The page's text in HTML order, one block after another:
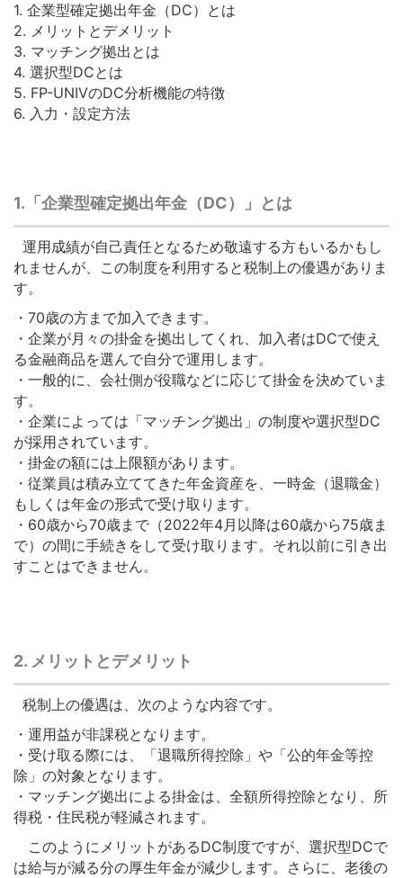
1. 企業型確定拠出年金（DC）とは
2. メリットとデメリット
3. マッチング拠出とは
4. 選択型DCとは
5. FP-UNIVのDC分析機能の特徴
6. 入力・設定方法
1.「企業型確定拠出年金（DC）」とは
運用成績が自己責任となるため敬遠する方もいるかもし
れませんが、この制度を利用すると税制上の優遇がありま
す。
・70歳の方まで加入できます。
・企業が月々の掛金を拠出してくれ、加入者はDCで使え
る金融商品を選んで自分で運用します。
・一般的に、会社側が役職などに応じて掛金を決めていま
す。
・企業によっては「マッチング拠出」の制度や選択型DC
が採用されています。
・掛金の額には上限額があります。
・従業員は積み立ててきた年金資産を、一時金（退職金）
もしくは年金の形式で受け取ります。
・60歳から70歳まで（2022年4月以降は60歳から75歳ま
で）の間に手続きをして受け取ります。それ以前に引き出
すことはできません。
2. メリットとデメリット
税制上の優遇は、次のような内容です。
・運用益が非課税となります。
・受け取る際には、「退職所得控除」や「公的年金等控
除」の対象となります。
・マッチング拠出による掛金は、全額所得控除となり、所
得税・住民税が軽減されます。
このようにメリットがあるDC制度ですが、選択型DCで
は給与が減る分の厚生年金が減少します。さらに、老後の